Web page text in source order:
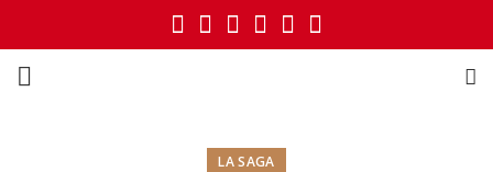
LA SAGA